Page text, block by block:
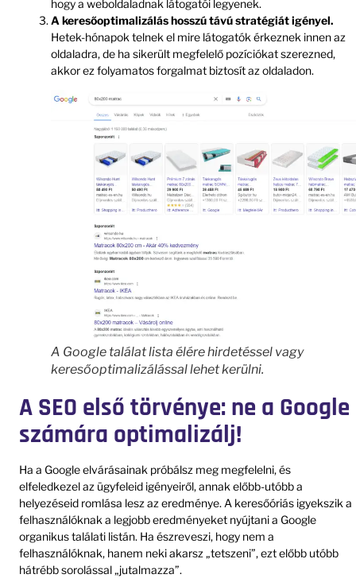
hogy a weboldaladnak látogatói legyenek.
A keresőoptimalizálás hosszú távú stratégiát igényel.
Hetek-hónapok telnek el mire látogatók érkeznek innen az
oldaladra, de ha sikerült megfelelő pozíciókat szerezned,
akkor ez folyamatos forgalmat biztosít az oldaladon.
A Google találat lista élére hirdetéssel vagy
keresőoptimalizálással lehet kerülni.
A SEO első törvénye: ne a Google
számára optimalizálj!
Ha a Google elvárásainak próbálsz meg megfelelni, és
elfeledkezel az ügyfeleid igényeiről, annak előbb-utóbb a
helyezéseid romlása lesz az eredménye. A keresőóriás igyekszik a
felhasználóknak a legjobb eredményeket nyújtani a Google
organikus találati listán. Ha észreveszi, hogy nem a
felhasználóknak, hanem neki akarsz „tetszeni”, ezt előbb utóbb
hátrébb sorolással „jutalmazza”.